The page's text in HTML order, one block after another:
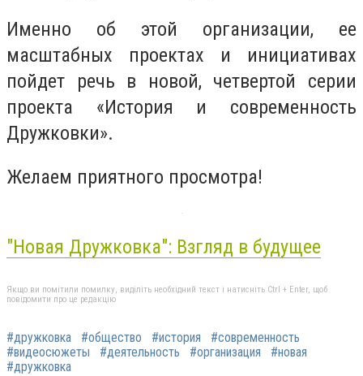
Именно об этой организации, ее
масштабных проектах и инициативах
пойдет речь в новой, четвертой серии
проекта «История и современность
Дружковки».
Желаем приятного просмотра!
"Новая Дружковка": Взгляд в будущее
Якщо ви помітили помилку, виділіть необхідний текст і натисніть Ctrl + Enter, щоб
повідомити про це редакцію
#дружковка #общество #история
#современность
#видеосюжеты
#деятельность #организация
#новая
#дружковка